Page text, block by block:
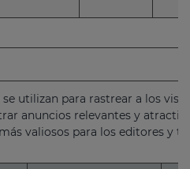
utilizan para rastrear a los
anuncios relevantes y
valiosos para los editores y